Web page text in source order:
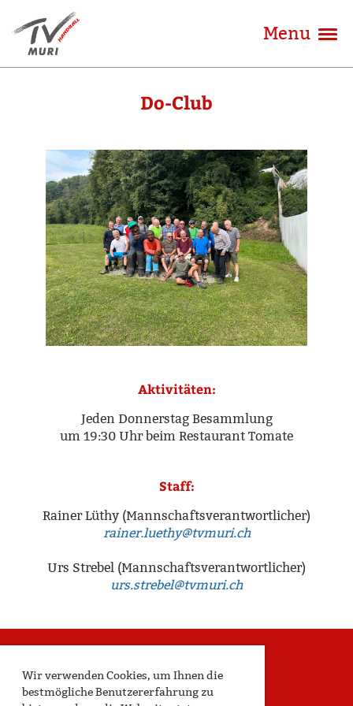
Wir verwenden Cookies, um Ihnen die
bestmögliche Benutzererfahrung zu
Menu
Do-Club
Aktivitäten:
Jeden Donnerstag Besammlung
um 19:30 Uhr beim Restaurant Tomate
Staff:
Rainer Lüthy (Mannschaftsverantwortlicher)
rainer.luethy@tvmuri.ch
Urs Strebel (Mannschaftsverantwortlicher)
urs.strebel@tvmuri.ch